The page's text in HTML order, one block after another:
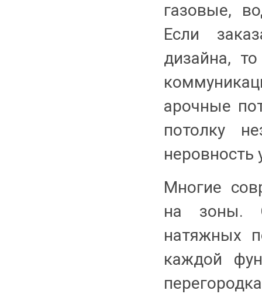
газовые,
Если
дизайна,
арочные
потолку
неровность
Многие
на зоны.
натяжных
каждой